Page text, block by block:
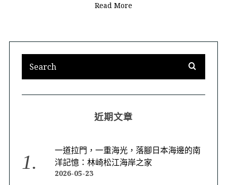
Read More
近期文章
一道拉門，一重海光，落腳日本海邊的南
洋記憶：林崎松江海岸之家
2026-05-23